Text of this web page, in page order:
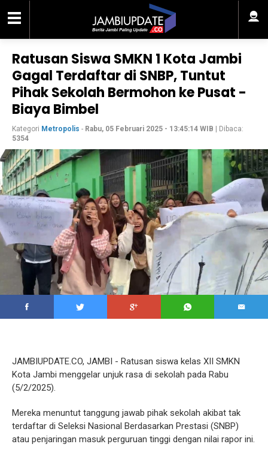
Ratusan Siswa SMKN 1 Kota Jambi
Gagal Terdaftar di SNBP, Tuntut
Pihak Sekolah Bermohon ke Pusat -
Biaya Bimbel
Kategori Metropolis - Rabu, 05 Februari 2025 - 13:45:14 WIB | Dibaca:
5354
JAMBIUPDATE.CO, JAMBI - Ratusan siswa kelas XII SMKN
Kota Jambi menggelar unjuk rasa di sekolah pada Rabu
(5/2/2025).
Mereka menuntut tanggung jawab pihak sekolah akibat tak
terdaftar di Seleksi Nasional Berdasarkan Prestasi (SNBP)
atau penjaringan masuk perguruan tinggi dengan nilai rapor ini.